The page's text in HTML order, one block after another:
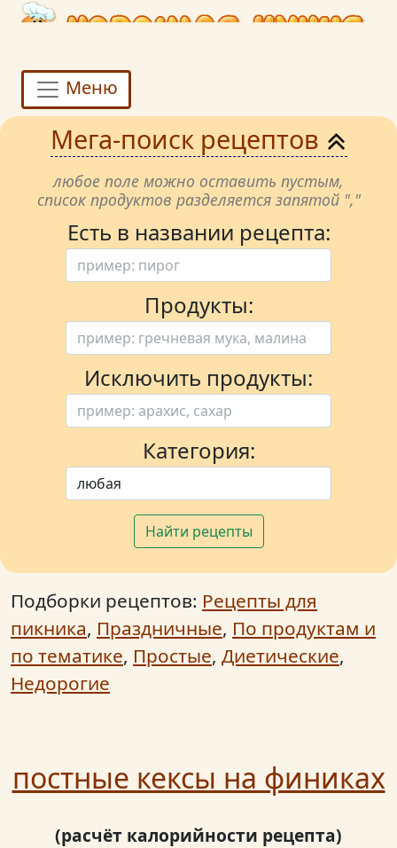
Меню
Мега-поиск рецептов
любое поле можно оставить пустым,
список продуктов разделяется запятой ","
Есть в названии рецепта:
Продукты:
Исключить продукты:
Категория:
Найти рецепты
Подборки рецептов: Рецепты для
пикника, Праздничные, По продуктам и
по тематике, Простые, Диетические,
Недорогие
постные кексы на финиках
(расчёт калорийности рецепта)